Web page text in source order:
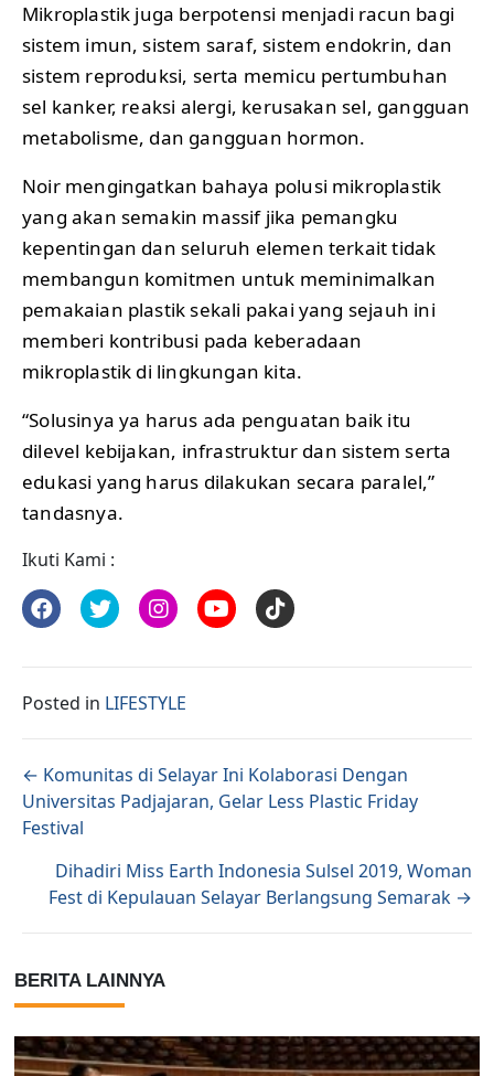
Mikroplastik juga berpotensi menjadi racun bagi
sistem imun, sistem saraf, sistem endokrin, dan
sistem reproduksi, serta memicu pertumbuhan
sel kanker, reaksi alergi, kerusakan sel, gangguan
metabolisme, dan gangguan hormon.
Noir mengingatkan bahaya polusi mikroplastik
yang akan semakin massif jika pemangku
kepentingan dan seluruh elemen terkait tidak
membangun komitmen untuk meminimalkan
pemakaian plastik sekali pakai yang sejauh ini
memberi kontribusi pada keberadaan
mikroplastik di lingkungan kita.
“Solusinya ya harus ada penguatan baik itu
dilevel kebijakan, infrastruktur dan sistem serta
edukasi yang harus dilakukan secara paralel,”
tandasnya.
Ikuti Kami :
Posted in LIFESTYLE
Posts navigation
← Komunitas di Selayar Ini Kolaborasi Dengan
Universitas Padjajaran, Gelar Less Plastic Friday
Festival
Dihadiri Miss Earth Indonesia Sulsel 2019, Woman
Fest di Kepulauan Selayar Berlangsung Semarak →
BERITA LAINNYA